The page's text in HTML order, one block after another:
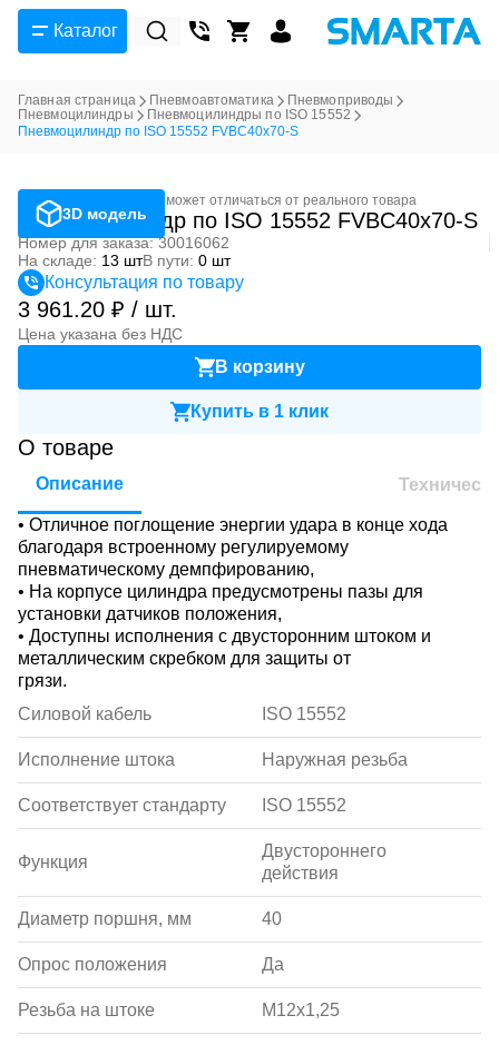
Каталог
Главная страница Пневмоавтоматика
Пневмоприводы
Пневмоцилиндры
Пневмоцилиндры по ISO 15552
Пневмоцилиндр по ISO 15552 FVBC40x70-S
3D модель
Фотография может отличаться от реального товара
Пневмоцилиндр по ISO 15552 FVBC40x70-S
Номер для заказа: 30016062
На складе: 13 штВ пути: 0 шт
Консультация по товару
3 961.20 ₽ / шт.
Цена указана без НДС
В корзину
Купить в 1 клик
О товаре
Описание
• Отличное поглощение энергии удара в конце хода
благодаря встроенному регулируемому
пневматическому демпфированию,
• На корпусе цилиндра предусмотрены пазы для
установки датчиков положения,
• Доступны исполнения с двусторонним штоком и
металлическим скребком для защиты от
грязи.
Силовой кабель
ISO 15552
Исполнение штока Наружная резьба
Соответствует стандарту ISO 15552
Функция
Двустороннего
действия
Диаметр поршня, мм 40
Опрос положения Да
Резьба на штоке M12x1,25